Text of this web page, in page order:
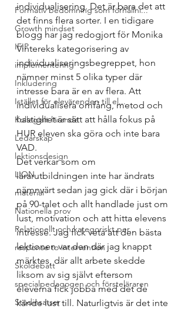
Formativ bedömning som förhållni...
Growth mindset
IFIP
implementering
Inkludering
Istället för elevärenden till el...
Kollegialt lärande
Ledarskap
lektionsdesign
LION
material
Nationella prov
Relationellt och kategoriskt per...
response to intervention
Skoldebatt
specialpedagogen och försteläraren
Stödinsatser
individualisering. Det är bara det att
det finns flera sorter. I en tidigare
blogg har jag redogjort för Monika
Vintereks kategorisering av
individualiseringsbegreppet, hon
nämner minst 5 olika typer där
intresse bara är en av flera. Att
individualisera omfång, metod och
hastighet är sätt att hålla fokus på
HUR eleven ska göra och inte bara
VAD.
Det verkar som om
lärarutbildningen inte har ändrats
nämnvärt sedan jag gick där i början
på 90-talet och allt handlade just om
lust, motivation och att hitta elevens
intresse. Jag fick veta att den bästa
lektionen var den där jag knappt
märktes, där allt arbete skedde
liksom av sig självt eftersom
eleverna fick jobba med det de
kände lust till. Naturligtvis är det inte